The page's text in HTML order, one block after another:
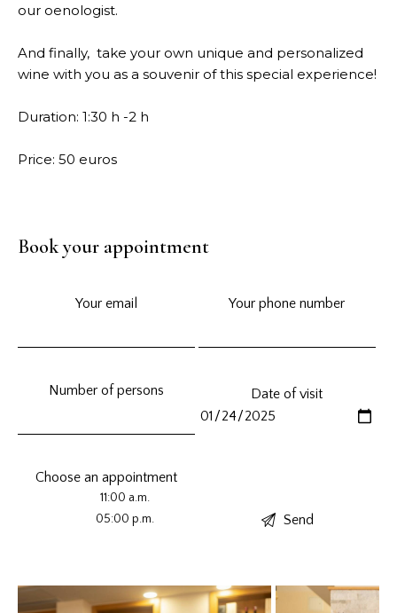
our oenologist.
And finally, take your own unique and personalized
wine with you as a souvenir of this special experience!
Duration: 1:30 h -2 h
Price: 50 euros
Book your appointment
Your email Your phone number
Number of persons Date of visit
Choose an appointment
11:00 a.m.
05:00 p.m.